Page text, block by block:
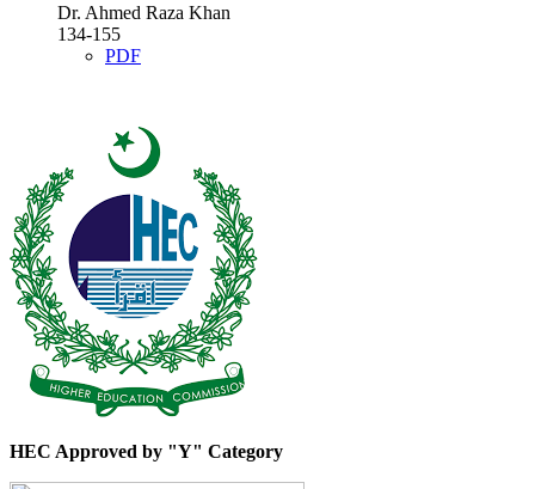
Dr. Ahmed Raza Khan
134-155
PDF
HEC Approved by "Y" Category